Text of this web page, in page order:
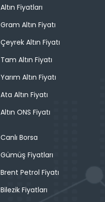
Altın Fiyatları
Gram Altın Fiyatı
Çeyrek Altın Fiyatı
Tam Altın Fiyatı
Yarım Altın Fiyatı
Ata Altın Fiyatı
Altın ONS Fiyatı
Canlı Borsa
Gümüş Fiyatları
Brent Petrol Fiyatı
Bilezik Fiyatları